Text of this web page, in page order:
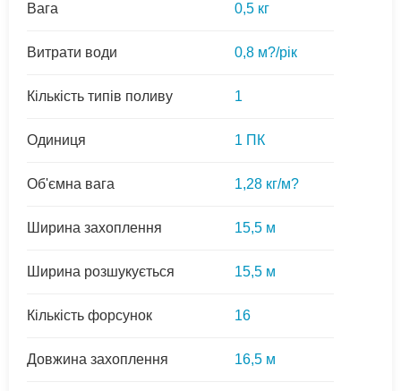
Вага 0,5 кг
Витрати води 0,8 м?/рік
Кількість типів поливу 1
Одиниця 1 ПК
Об'ємна вага 1,28 кг/м?
Ширина захоплення 15,5 м
Ширина розшукується 15,5 м
Кількість форсунок 16
Довжина захоплення 16,5 м